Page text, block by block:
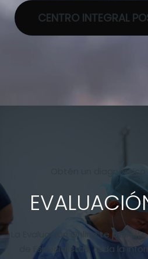
CENTRO INTEGRAL
Obtén un diagnóstico
La Evaluación Online te
de Especialistas, toda la